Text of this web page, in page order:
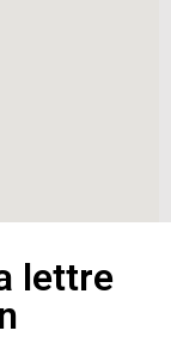
lettre